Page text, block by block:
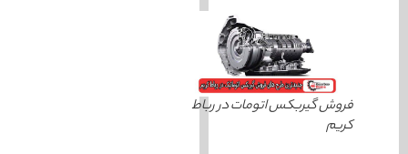
فروش گیربکس اتومات در رباط
کریم